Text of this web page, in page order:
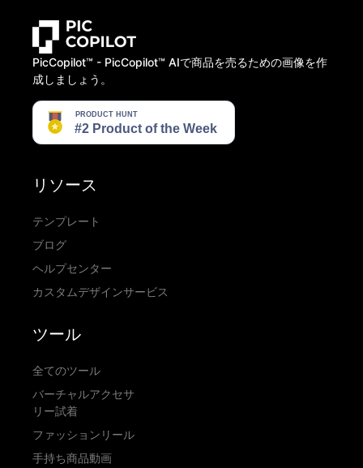
PicCopilot™️ - PicCopilot™️ AIで商品を売るための画像を作
成しましょう。
リソース
テンプレート
ブログ
ヘルプセンター
カスタムデザインサービス
ツール
全てのツール
バーチャルアクセサ
リー試着
ファッションリール
手持ち商品動画